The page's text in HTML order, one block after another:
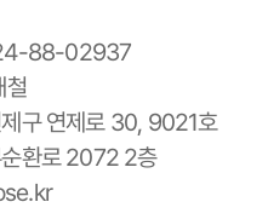
88-02937
철
구 연제로 30, 9021호
환로 2072 2층